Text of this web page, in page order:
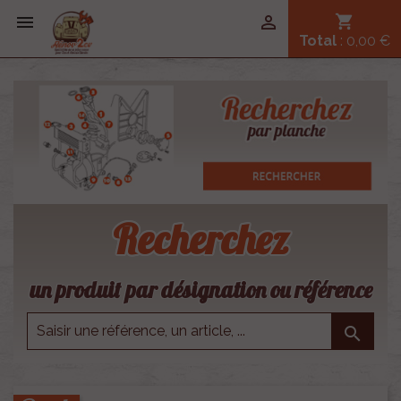
 shopping_cart
Total : 0,00 €

Recherchez
un produit par désignation ou référence
